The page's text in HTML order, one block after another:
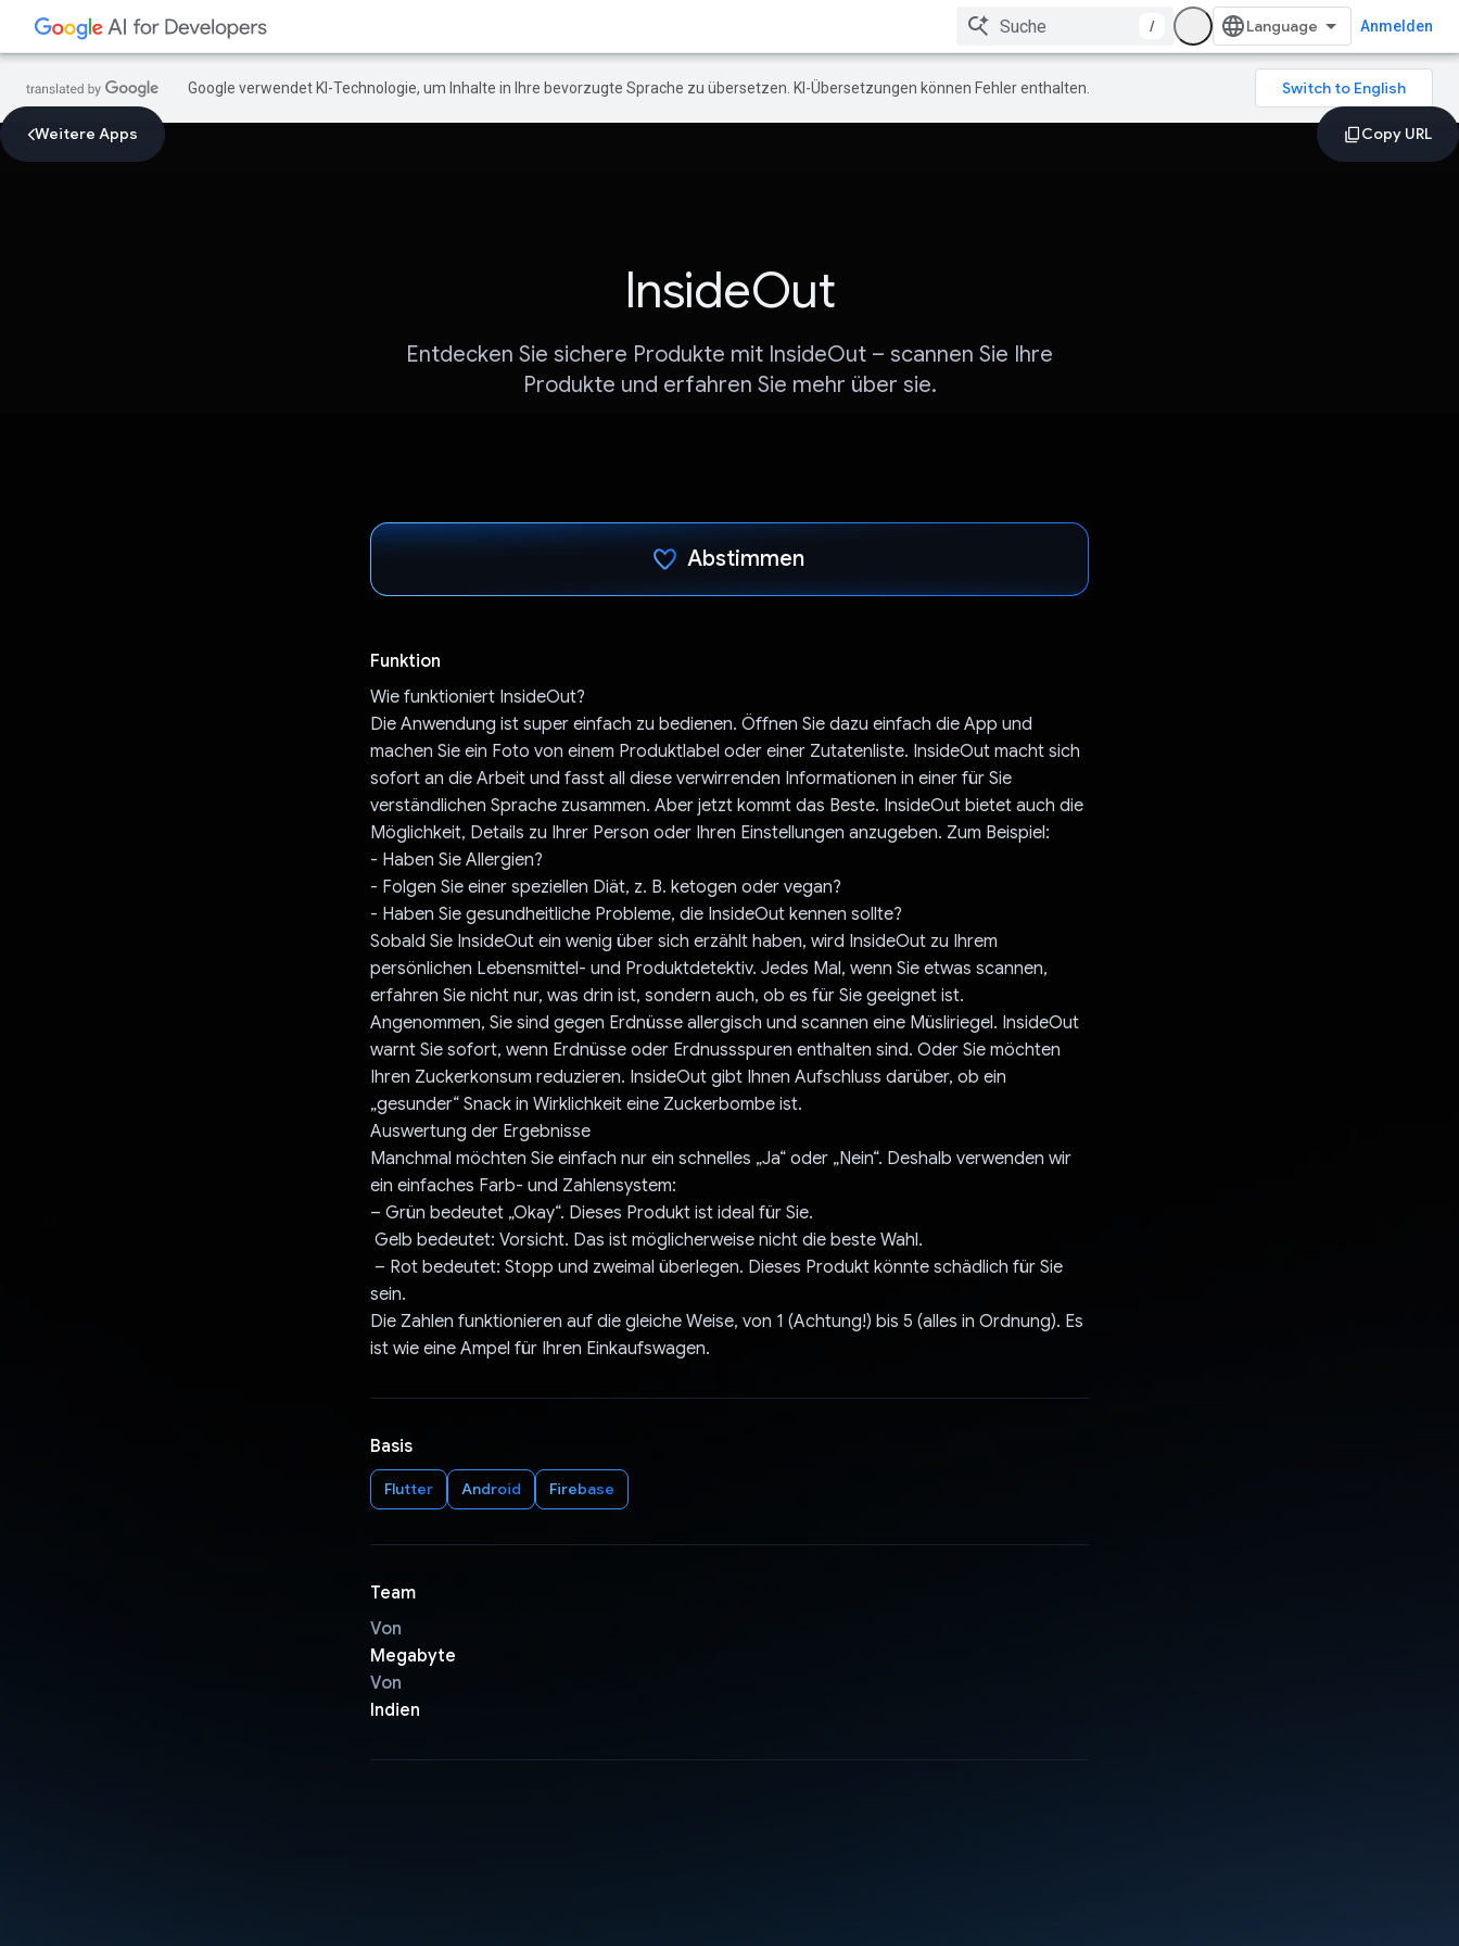
/ Anmelden
Google verwendet KI-Technologie, um Inhalte in Ihre bevorzugte Sprache zu übersetzen. KI-Übersetzungen können Fehler enthalten.
Weitere Apps
InsideOut
Entdecken Sie sichere Produkte mit InsideOut – scannen Sie Ihre
Produkte und erfahren Sie mehr über sie.
Abstimmen
Funktion
Wie funktioniert InsideOut?
Die Anwendung ist super einfach zu bedienen. Öffnen Sie dazu einfach die App und
machen Sie ein Foto von einem Produktlabel oder einer Zutatenliste. InsideOut macht sich
sofort an die Arbeit und fasst all diese verwirrenden Informationen in einer für Sie
verständlichen Sprache zusammen. Aber jetzt kommt das Beste. InsideOut bietet auch die
Möglichkeit, Details zu Ihrer Person oder Ihren Einstellungen anzugeben. Zum Beispiel:
- Haben Sie Allergien?
- Folgen Sie einer speziellen Diät, z. B. ketogen oder vegan?
- Haben Sie gesundheitliche Probleme, die InsideOut kennen sollte?
Sobald Sie InsideOut ein wenig über sich erzählt haben, wird InsideOut zu Ihrem
persönlichen Lebensmittel- und Produktdetektiv. Jedes Mal, wenn Sie etwas scannen,
erfahren Sie nicht nur, was drin ist, sondern auch, ob es für Sie geeignet ist.
Angenommen, Sie sind gegen Erdnüsse allergisch und scannen eine Müsliriegel. InsideOut
warnt Sie sofort, wenn Erdnüsse oder Erdnussspuren enthalten sind. Oder Sie möchten
Ihren Zuckerkonsum reduzieren. InsideOut gibt Ihnen Aufschluss darüber, ob ein
„gesunder“ Snack in Wirklichkeit eine Zuckerbombe ist.
Auswertung der Ergebnisse
Manchmal möchten Sie einfach nur ein schnelles „Ja“ oder „Nein“. Deshalb verwenden wir
ein einfaches Farb- und Zahlensystem:
– Grün bedeutet „Okay“. Dieses Produkt ist ideal für Sie.
Gelb bedeutet: Vorsicht. Das ist möglicherweise nicht die beste Wahl.
– Rot bedeutet: Stopp und zweimal überlegen. Dieses Produkt könnte schädlich für Sie
sein.
Die Zahlen funktionieren auf die gleiche Weise, von 1 (Achtung!) bis 5 (alles in Ordnung). Es
ist wie eine Ampel für Ihren Einkaufswagen.
Basis
Flutter Android Firebase
Team
Von
Megabyte
Von
Indien